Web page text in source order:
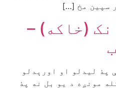
سپين مخ […]
(خاکه) –
پۀ ليدلو او اورېدلو
مونږه د يو بل نه پۀ